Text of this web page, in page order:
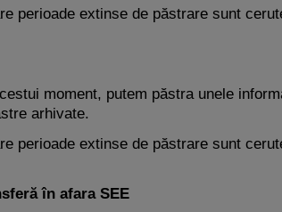
perioade extinse de păstrare sunt
moment, putem păstra unele
arhivate.
perioade extinse de păstrare sunt
în afara SEE